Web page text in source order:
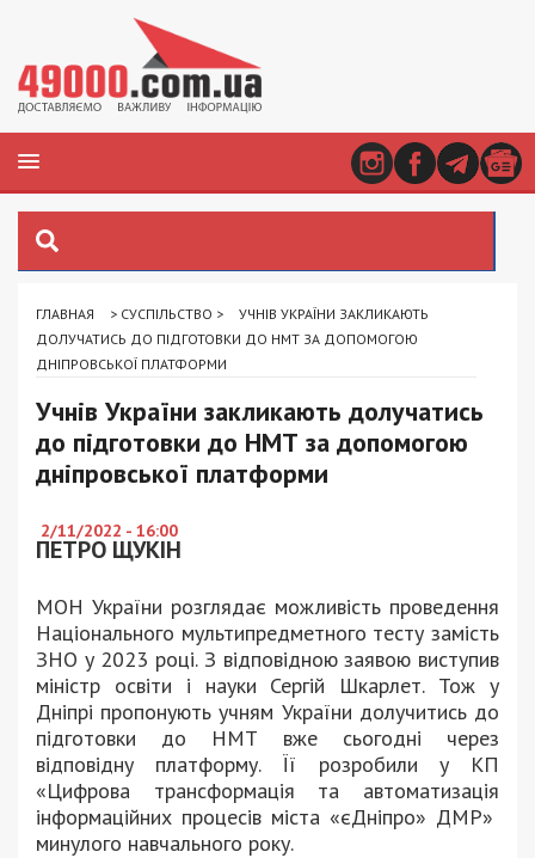
ГЛАВНАЯ > СУСПІЛЬСТВО >
УЧНІВ УКРАЇНИ ЗАКЛИКАЮТЬ
ДОЛУЧАТИСЬ ДО ПІДГОТОВКИ ДО НМТ ЗА ДОПОМОГОЮ
ДНІПРОВСЬКОЇ ПЛАТФОРМИ
Учнів України закликають долучатись
до підготовки до НМТ за допомогою
дніпровської платформи
2/11/2022 - 16:00
ПЕТРО ЩУКІН
МОН України розглядає можливість проведення
Національного мультипредметного тесту замість
ЗНО у 2023 році. З відповідною заявою виступив
міністр освіти і науки Сергій Шкарлет. Тож у
Дніпрі пропонують учням України долучитись до
підготовки до НМТ вже сьогодні через
відповідну платформу. Її розробили у КП
«Цифрова трансформація та автоматизація
інформаційних процесів міста «єДніпро» ДМР»
минулого навчального року.